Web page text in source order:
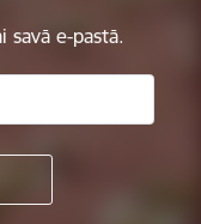
savā e-pastā.